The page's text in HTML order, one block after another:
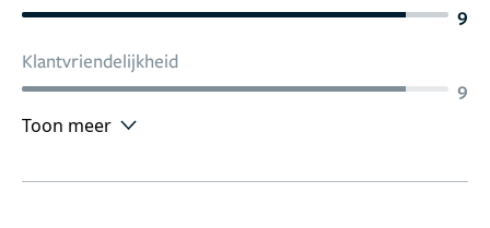
9
Klantvriendelijkheid
9
Toon meer